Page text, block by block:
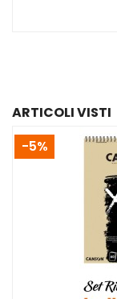
ARTICOLI VISTI
-5%